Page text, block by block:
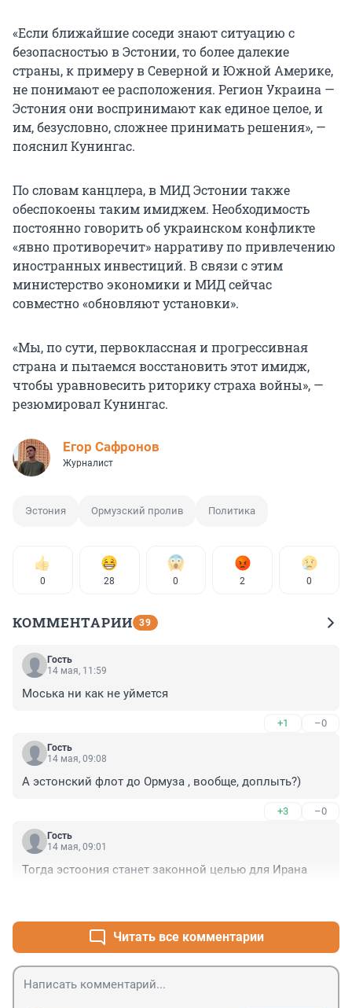
«Если ближайшие соседи знают ситуацию с
безопасностью в Эстонии, то более далекие
страны, к примеру в Северной и Южной Америке,
не понимают ее расположения. Регион Украина —
Эстония они воспринимают как единое целое, и
им, безусловно, сложнее принимать решения», —
пояснил Кунингас.
По словам канцлера, в МИД Эстонии также
обеспокоены таким имиджем. Необходимость
постоянно говорить об украинском конфликте
«явно противоречит» нарративу по привлечению
иностранных инвестиций. В связи с этим
министерство экономики и МИД сейчас
совместно «обновляют установки».
«Мы, по сути, первоклассная и прогрессивная
страна и пытаемся восстановить этот имидж,
чтобы уравновесить риторику страха войны», —
резюмировал Кунингас.
Егор Сафронов
Журналист
Эстония Ормузский пролив Политика
0 28 0 2 0
КОММЕНТАРИИ 39
Гость
14 мая, 11:59
Моська ни как не уймется
+1 –0
Гость
14 мая, 09:08
А эстонский флот до Ормуза , вообще, доплыть?)
+3 –0
Гость
14 мая, 09:01
Тогда эстоония станет законной целью для Ирана
Читать все комментарии